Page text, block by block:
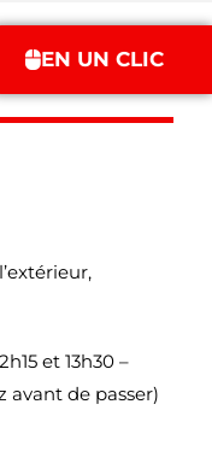
EN UN CLIC
et 13h30 –
avant de passer)